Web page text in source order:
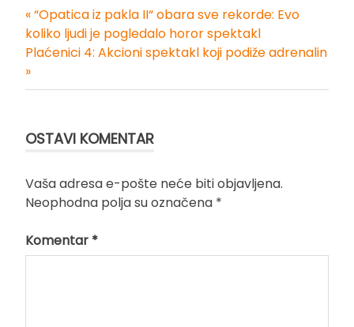
Kretanje
članka
« “Opatica iz pakla II“ obara sve rekorde: Evo
koliko ljudi je pogledalo horor spektakl
Plaćenici 4: Akcioni spektakl koji podiže adrenalin
»
OSTAVI KOMENTAR
Vaša adresa e-pošte neće biti objavljena.
Neophodna polja su označena *
Komentar *